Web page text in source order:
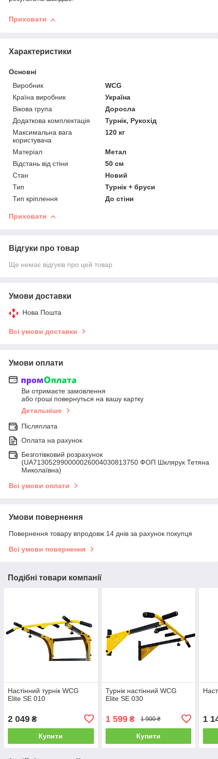
Приховати
Характеристики
Основні
Виробник
WCG
Країна виробник
Україна
Вікова група
Доросла
Додаткова комплектація
Турнік, Рукохід
Максимальна вага
користувача
120 кг
Матеріал
Метал
Відстань від стіни
50 см
Стан
Новий
Тип
Турнік + бруси
Тип кріплення
До стіни
Приховати
Відгуки про товар
Ще немає відгуків про цей товар
Умови доставки
Нова Пошта
Всі умови доставки
Умови оплати
Ви отримаєте замовлення
або гроші повернуться на вашу картку
Детальніше
Післяплата
Оплата на рахунок
Безготівковий розрахунок
(UA713052990000026004030813750 ФОП Шклярук Тетяна
Миколаївна)
Всі умови оплати
Умови повернення
Повернення товару впродовж 14 днів за рахунок покупця
Всі умови повернення
Подібні товари компанії
Настінний турнік WCG
Elite SE 010
2 049 ₴
Купити
Турнік настінний WCG
Elite SE 030
1 599₴ 1 900 ₴
Купити
1